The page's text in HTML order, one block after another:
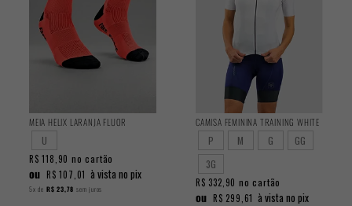
MEIA HELIX LARANJA FLUOR
U
R$ 118,90 no cartão
ou R$ 107,01 à vista no pix
5x de R$ 23,78 sem juros
CAMISA FEMININA TRAINING WHITE
P M G
GG
3G
R$ 332,90 no cartão
ou R$ 299,61 à vista no pix